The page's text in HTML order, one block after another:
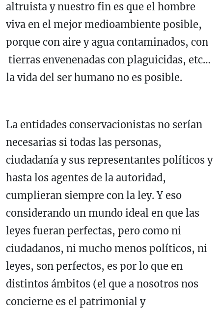
altruista y nuestro fin es que el hombre
viva en el mejor medioambiente posible,
porque con aire y agua contaminados, con
tierras envenenadas con plaguicidas, etc…
la vida del ser humano no es posible.
La entidades conservacionistas no serían
necesarias si todas las personas,
ciudadanía y sus representantes políticos y
hasta los agentes de la autoridad,
cumplieran siempre con la ley. Y eso
considerando un mundo ideal en que las
leyes fueran perfectas, pero como ni
ciudadanos, ni mucho menos políticos, ni
leyes, son perfectos, es por lo que en
distintos ámbitos (el que a nosotros nos
concierne es el patrimonial y